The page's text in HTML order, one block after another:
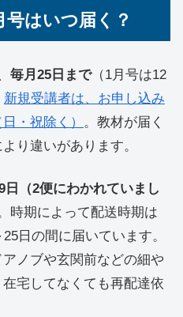
はいつ届く？
毎月25日まで（1月号は12
新規受講者は、お申し込み
・祝除く）
。教材が届く
り違いがあります。
（2便にわかれていまし
時期によって配送時期は
日の間に届いています。
ノブや玄関前などの細や
宅してなくても再配達依